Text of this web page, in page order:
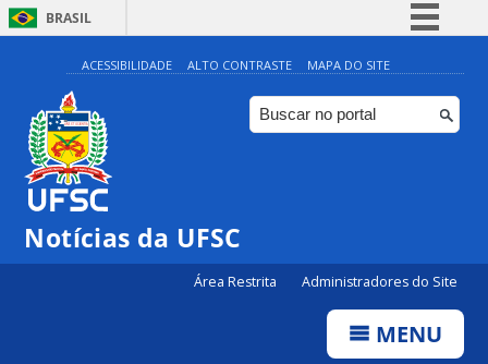
BRASIL
Simplifique!
Comunica BR
Participe
ACESSIBILIDADE ALTO CONTRASTE MAPA DO SITE
Notícias da UFSC
Área Restrita Administradores do Site
MENU